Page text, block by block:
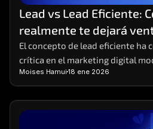
Lead vs Lead Eficiente:
realmente te dejará
El concepto de lead eficiente ha
crítica en el marketing digital
Moises Hamui 18 ene 2026